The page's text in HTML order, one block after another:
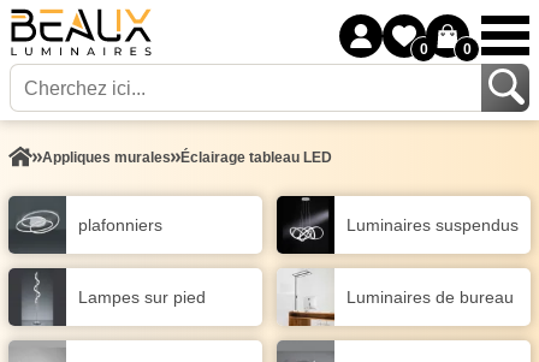
0 0
Appliques murales Éclairage tableau LED
plafonniers Luminaires suspendus
Lampes sur pied Luminaires de bureau